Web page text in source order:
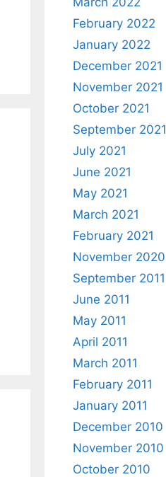
February 2022
January 2022
December 2021
November 2021
October 2021
September 2021
July 2021
June 2021
May 2021
March 2021
February 2021
November 2020
September 2011
June 2011
May 2011
April 2011
March 2011
February 2011
January 2011
December 2010
November 2010
October 2010